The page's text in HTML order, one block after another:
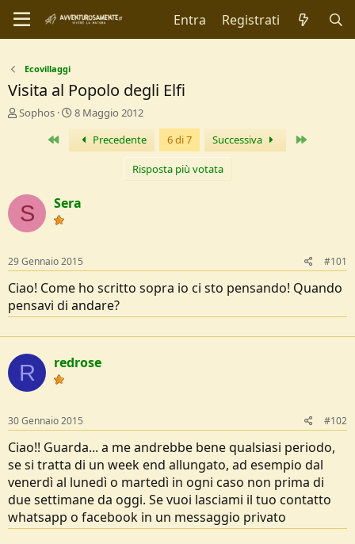
Entra Registrati
Ecovillaggi
Visita al Popolo degli Elfi
C
r
e
D
c
u
s
s
o
n
e
Sophos
D
a
I
n
i
o
8 Maggio 2012
Primo Precedente 6 di 7 Successiva
Risposta più votata
S Sera
29 Gennaio 2015 #101
Ciao! Come ho scritto sopra io ci sto pensando! Quando
pensavi di andare?
R redrose
30 Gennaio 2015 #102
Ciao!! Guarda... a me andrebbe bene qualsiasi periodo,
se si tratta di un week end allungato, ad esempio dal
venerdì al lunedì o martedì in ogni caso non prima di
due settimane da oggi. Se vuoi lasciami il tuo contatto
whatsapp o facebook in un messaggio privato